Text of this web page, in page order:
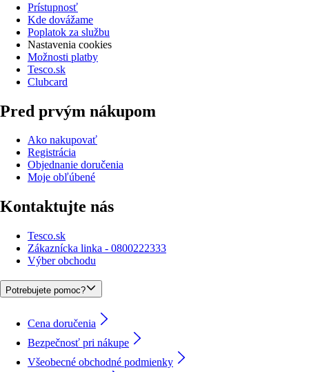
Prístupnosť
Kde dovážame
Poplatok za službu
Nastavenia cookies
Možnosti platby
Tesco.sk
Clubcard
Pred prvým nákupom
Ako nakupovať
Registrácia
Objednanie doručenia
Moje obľúbené
Kontaktujte nás
Tesco.sk
Zákaznícka linka - 0800222333
Výber obchodu
Potrebujete pomoc?
Cena doručenia
Bezpečnosť pri nákupe
Všeobecné obchodné podmienky